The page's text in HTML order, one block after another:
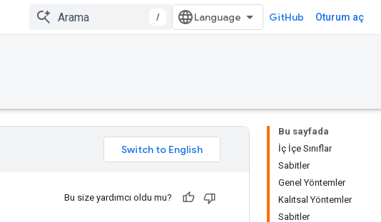
/ GitHub Oturum aç
Bu sayfada
İç İçe Sınıflar
Sabitler
Genel Yöntemler
Kalıtsal Yöntemler
Sabitler
Bu size yardımcı oldu mu?